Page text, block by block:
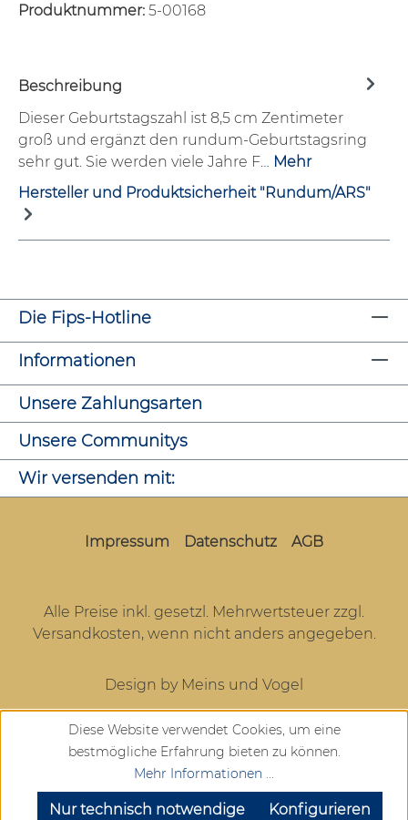
Produktnummer: 5-00168
Beschreibung
Dieser Geburtstagszahl ist 8,5 cm Zentimeter
groß und ergänzt den rundum-Geburtstagsring
sehr gut. Sie werden viele Jahre F… Mehr
Hersteller und Produktsicherheit "Rundum/ARS"
Die Fips-Hotline
Informationen
Unsere Zahlungsarten
Unsere Communitys
Wir versenden mit:
Impressum Datenschutz AGB
Alle Preise inkl. gesetzl. Mehrwertsteuer zzgl.
Versandkosten, wenn nicht anders angegeben.
Design by Meins und Vogel
Diese Website verwendet Cookies, um eine
bestmögliche Erfahrung bieten zu können.
Mehr Informationen ...
Nur technisch notwendige Konfigurieren
SEHR GUT (4.72 / 5)
aus904Bewertungen bei: google.com, trustedshops.de, shopvote.de ⓘ
Informationen zur Echtheit der Bewertungen